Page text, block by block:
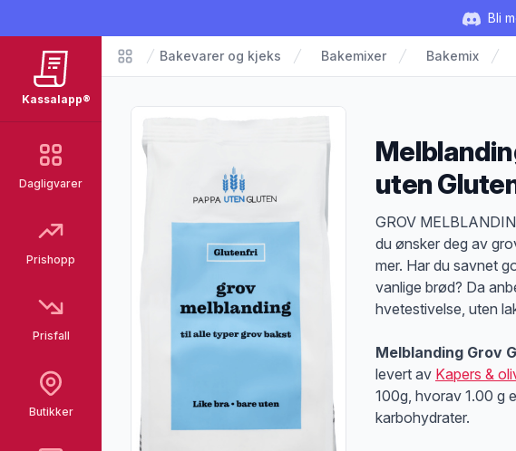
Bli
Kassalapp®
Dagligvarer
Prishopp
Prisfall
Butikker
Matvarer
Bakevarer og kjeks Bakemixer Bakemix
uten
GROV
du ønsker deg av
mer. Har du savnet
vanlige brød? Da
hvetestivelse, uten
Melblanding Grov
levert av Kapers &
100g, hvorav 1.00 g
karbohydrater.